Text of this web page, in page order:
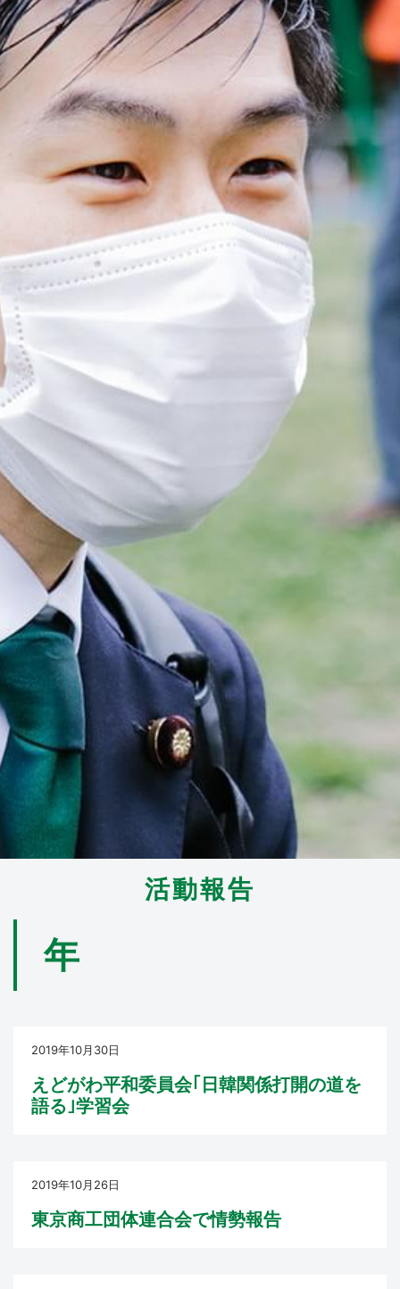
活動報告
年
2019年10月30日
えどがわ平和委員会｢日韓関係打開の道を
語る｣学習会
2019年10月26日
東京商工団体連合会で情勢報告